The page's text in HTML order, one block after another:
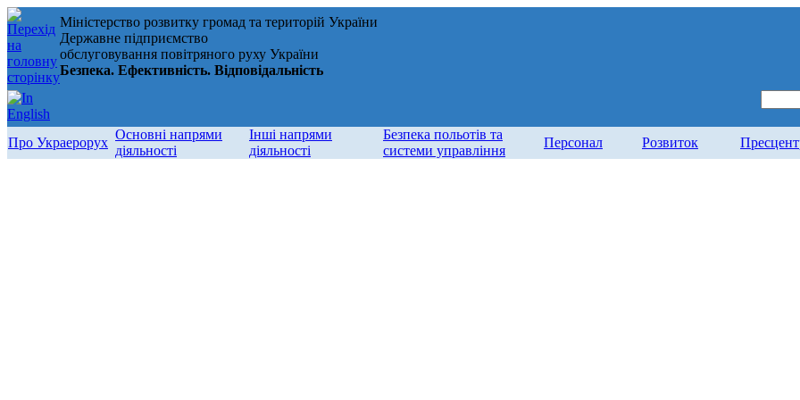
Міністерство розвитку громад та територій України
Державне підприємство
обслуговування повітряного руху України
Безпека. Ефективність. Відповідальність
Про Украерорух
Основні напрями
діяльності
Інші напрями
діяльності
Безпека польотів та
системи управління
Персонал Розвиток